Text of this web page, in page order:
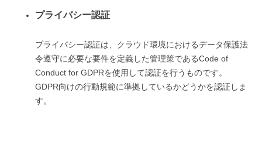
プライバシー認証
プライバシー認証は、クラウド環境におけるデータ保護法
令遵守に必要な要件を定義した管理策であるCode of
Conduct for GDPRを使用して認証を行うものです。
GDPR向けの行動規範に準拠しているかどうかを認証しま
す。